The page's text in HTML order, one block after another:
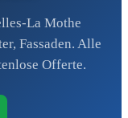
La Mothe
Fassaden. Alle
Offerte.